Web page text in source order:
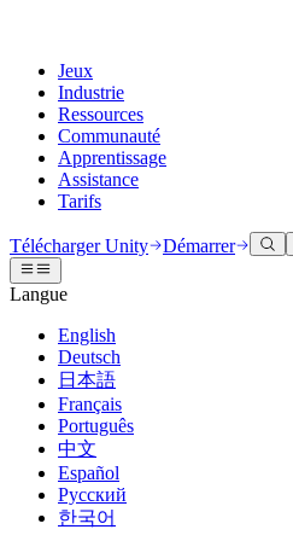
Jeux
Industrie
Ressources
Communauté
Apprentissage
Assistance
Tarifs
Moteur Unity
Créez des jeux 2D et 3D pour
Collaboration
Collaborez et itérez rapidement avec
Télécharger Unity
Offres et tarifs
Déployez
Multiplateforme
Collaboration 3D
Construisez et révisez des projets 3D
Formation immersive
Entraînez-vous dans des
Expériences client
Créez des expériences interactives 3D
Secteurs
Fabrication
Documentation
Outils de développement
Versions de publication et suivi des
Feuille de route
Examiner les fonctionnalités à venir
Glossaire
Discussions
Événements
Événements mondiaux et locaux
Histoires de la communauté
Made with Unity
Mise en avant des créateurs Unity
Unity Learn
Maîtrisez les compétences Unity
Formation professionnelle
Améliorez votre équipe avec des
Vous découvrez Unity ?
Démarrer
Démarrez votre apprentissage
Parcours essentiels Unity
Obtenir de l'aide
Vous aider à réussir avec Unity
Plans de succès
Atteignez vos objectifs plus
FAQ
Réponses aux questions courantes
Contactez-nous.
Connectez-vous avec notre équipe
Télécharger Unity Démarrer
Langue
English
Deutsch
日本語
Français
Português
中文
Español
Русский
한국어